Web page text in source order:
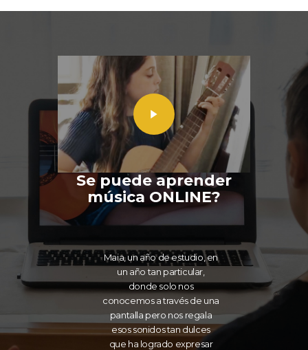
Se puede aprender
música ONLINE?
Maia, un año de estudio, en
un año tan particular,
donde solo nos
conocemos a través de una
pantalla pero nos regala
esos sonidos tan dulces
que ha logrado expresar